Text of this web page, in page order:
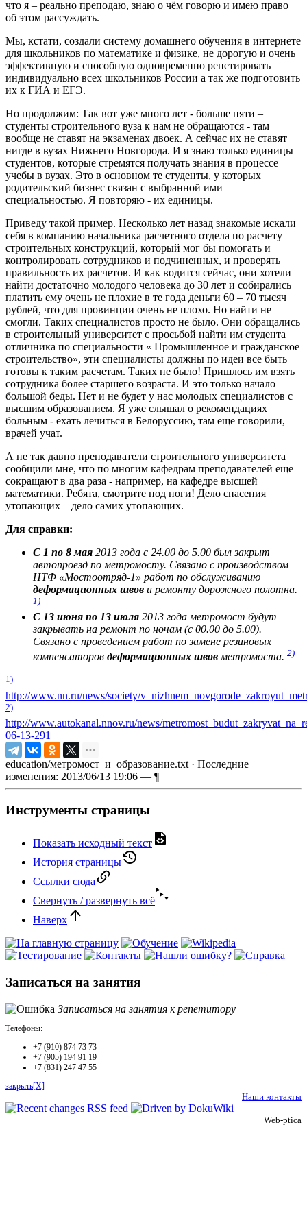
что я – реально преподаю, знаю о чём говорю и имею право
об этом рассуждать.
Мы, кстати, создали систему домашнего обучения в интернете
для школьников по математике и физике, не дорогую и очень
эффективную и способную одновременно репетировать
индивидуально всех школьников России а так же подготовить
их к ГИА и ЕГЭ.
Но продолжим: Так вот уже много лет - больше пяти –
студенты строительного вуза к нам не обращаются - там
вообще не ставят на экзаменах двоек. А сейчас их не ставят
нигде в вузах Нижнего Новгорода. И я знаю только единицы
студентов, которые стремятся получать знания в процессе
учебы в вузах. Это в основном те студенты, у которых
родительский бизнес связан с выбранной ими
специальностью. Я повторяю - их единицы.
Приведу такой пример. Несколько лет назад знакомые искали
себя в компанию начальника расчетного отдела по расчету
строительных конструкций, который мог бы помогать и
контролировать сотрудников и подчиненных, и проверять
правильность их расчетов. И как водится сейчас, они хотели
найти достаточно молодого человека до 30 лет и собирались
платить ему очень не плохие в те года деньги 60 – 70 тысяч
рублей, что для провинции очень не плохо. Но найти не
смогли. Таких специалистов просто не было. Они обращались
в строительный университет с просьбой найти им студента
отличника по специальности « Промышленное и гражданское
строительство», эти специалисты должны по идеи все быть
готовы к таким расчетам. Таких не было! Пришлось им взять
сотрудника более старшего возраста. И это только начало
большой беды. Нет и не будет у нас молодых специалистов с
высшим образованием. Я уже слышал о рекомендациях
больным - ехать лечиться в Белоруссию, там еще говорили,
врачей учат.
А не так давно преподаватели строительного университета
сообщили мне, что по многим кафедрам преподавателей еще
сокращают в два раза - например, на кафедре высшей
математики. Ребята, смотрите под ноги! Дело спасения
утопающих – дело самих утопающих.
Для справки:
С 1 по 8 мая 2013 года с 24.00 до 5.00 был закрыт
автопроезд по метромосту. Связано с производством
НТФ «Мостоотряд-1» работ по обслуживанию
деформационных швов и ремонту дорожного полотна.
1)
С 13 июня по 13 июля 2013 года метромост будут
закрывать на ремонт по ночам (с 00.00 до 5.00).
Связано с проведением работ по замене резиновых
компенсаторов деформационных швов метромоста. 2)
1)
http://www.nn.ru/news/society/
2)
http://www.autokanal.nnov.ru/news/
06-13-291
education/метромост_и_образование.txt · Последние
изменения: 2013/06/13 19:06 — ¶
Инструменты страницы
Показать исходный текст
История страницы
Ссылки сюда
Свернуть / развернуть всё
Наверх
Записаться на занятия
Записаться на занятия к репетитору
Телефоны:
+7 (910) 874 73 73
+7 (905) 194 91 19
+7 (831) 247 47 55
закрыть[X]
Наши контакты
Web-ptica